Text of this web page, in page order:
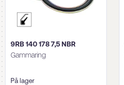
9RB 140 178 7,5 NBR
Gammaring
På lager